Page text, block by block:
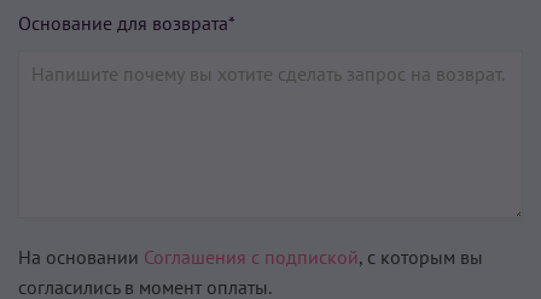
Основание для возврата*
На основании Соглашения с подпиской, с которым вы
согласились в момент оплаты.